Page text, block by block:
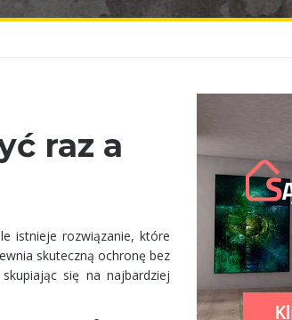
raz a
istnieje rozwiązanie, które
skuteczną ochronę bez
się na najbardziej